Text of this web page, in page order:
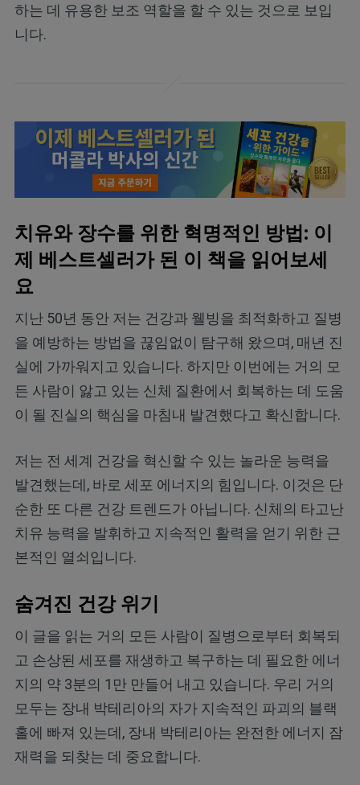
하는 데 유용한 보조 역할을 할 수 있는 것으로 보입
니다.
치유와 장수를 위한 혁명적인 방법: 이
제 베스트셀러가 된 이 책을 읽어보세
요
지난 50년 동안 저는 건강과 웰빙을 최적화하고 질병
을 예방하는 방법을 끊임없이 탐구해 왔으며, 매년 진
실에 가까워지고 있습니다. 하지만 이번에는 거의 모
든 사람이 앓고 있는 신체 질환에서 회복하는 데 도움
이 될 진실의 핵심을 마침내 발견했다고 확신합니다.
저는 전 세계 건강을 혁신할 수 있는 놀라운 능력을
발견했는데, 바로 세포 에너지의 힘입니다. 이것은 단
순한 또 다른 건강 트렌드가 아닙니다. 신체의 타고난
치유 능력을 발휘하고 지속적인 활력을 얻기 위한 근
본적인 열쇠입니다.
숨겨진 건강 위기
이 글을 읽는 거의 모든 사람이 질병으로부터 회복되
고 손상된 세포를 재생하고 복구하는 데 필요한 에너
지의 약 3분의 1만 만들어 내고 있습니다. 우리 거의
모두는 장내 박테리아의 자가 지속적인 파괴의 블랙
홀에 빠져 있는데, 장내 박테리아는 완전한 에너지 잠
재력을 되찾는 데 중요합니다.